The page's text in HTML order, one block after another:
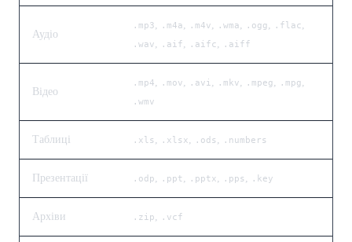
Аудіо
.mp3 .m4a .m4v .wma .ogg .flac
.wav .aif .aifc .aiff
Відео
.mp4 .mov .avi .mkv .mpeg .mpg
.wmv
Таблиці .xls .xlsx .ods .numbers
Презентації .odp .ppt .pptx .pps .key
Архіви .zip .vcf